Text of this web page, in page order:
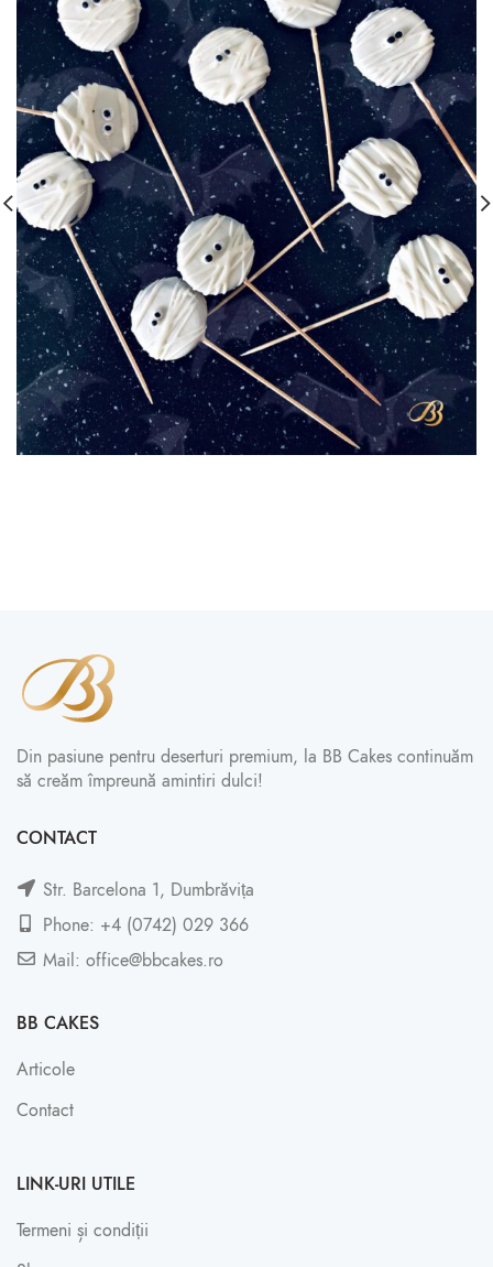
Din pasiune pentru deserturi premium, la BB Cakes continuăm
să creăm împreună amintiri dulci!
CONTACT
Str. Barcelona 1, Dumbrăvița
Phone: +4 (0742) 029 366
Mail: office@bbcakes.ro
BB CAKES
Articole
Contact
LINK-URI UTILE
Termeni și condiții